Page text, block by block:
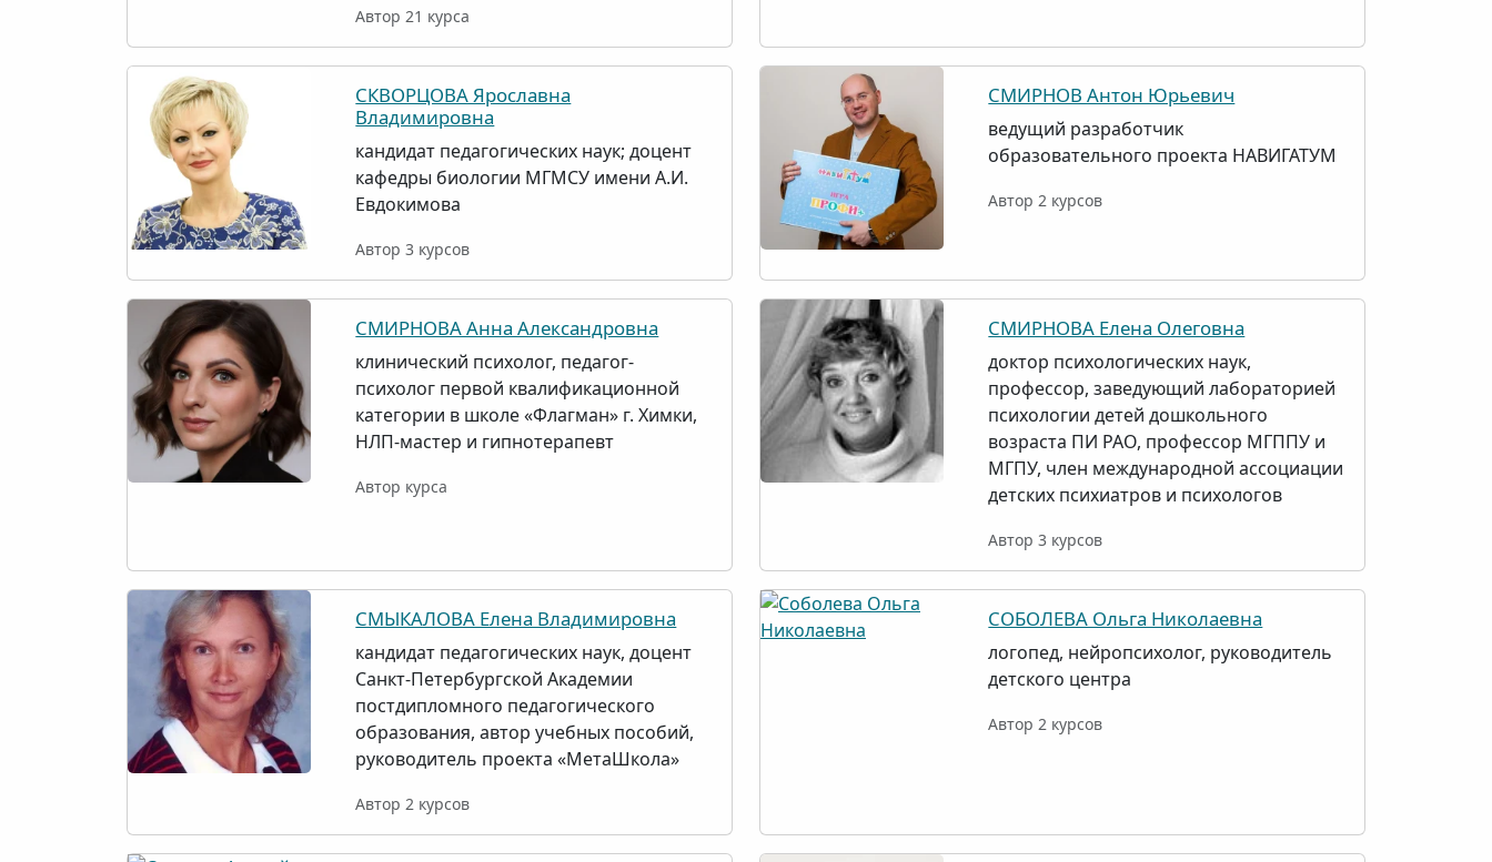
Автор 21 курса
СКВОРЦОВА Ярославна
Владимировна
кандидат педагогических наук; доцент
кафедры биологии МГМСУ имени А.И.
Евдокимова
Автор 3 курсов
СМИРНОВ Антон Юрьевич
ведущий разработчик
образовательного проекта НАВИГАТУМ
Автор 2 курсов
СМИРНОВА Анна Александровна
клинический психолог, педагог-
психолог первой квалификационной
категории в школе «Флагман» г. Химки,
НЛП-мастер и гипнотерапевт
Автор курса
СМИРНОВА Елена Олеговна
доктор психологических наук,
профессор, заведующий лабораторией
психологии детей дошкольного
возраста ПИ РАО, профессор МГППУ и
МГПУ, член международной ассоциации
детских психиатров и психологов
Автор 3 курсов
СМЫКАЛОВА Елена Владимировна
кандидат педагогических наук, доцент
Санкт-Петербургской Академии
постдипломного педагогического
образования, автор учебных пособий,
руководитель проекта «МетаШкола»
Автор 2 курсов
СОБОЛЕВА Ольга Николаевна
логопед, нейропсихолог, руководитель
детского центра
Автор 2 курсов